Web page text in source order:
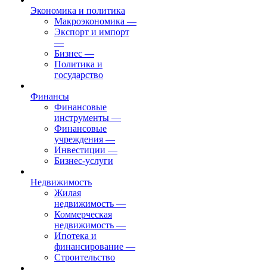
Экономика и политика
Макроэкономика —
Экспорт и импорт
—
Бизнес —
Политика и
государство
Финансы
Финансовые
инструменты —
Финансовые
учреждения —
Инвестиции —
Бизнес-услуги
Недвижимость
Жилая
недвижимость —
Коммерческая
недвижимость —
Ипотека и
финансирование —
Строительство